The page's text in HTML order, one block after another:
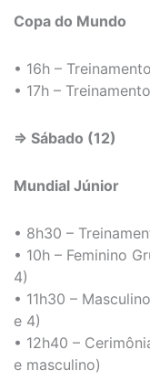
Copa do Mundo
• 16h –
• 17h –
⇒ Sábado (12)
Mundial Júnior
• 8h30 –
• 10h – Feminino
4)
• 11h30 –
e 4)
• 12h40 –
e masculino)